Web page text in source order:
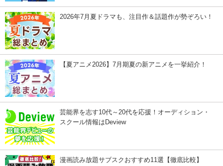
2026年7月夏ドラマも、注目作＆話題作が勢ぞろい！
【夏アニメ2026】7月期夏の新アニメを一挙紹介！
芸能界を志す10代～20代を応援！オーディション・
スクール情報はDeview
漫画読み放題サブスクおすすめ11選【徹底比較】